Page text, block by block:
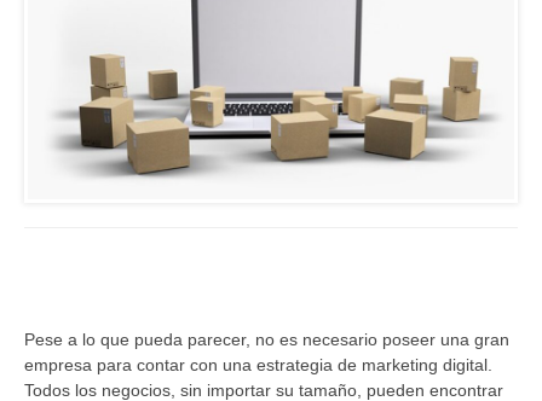
Pese a lo que pueda parecer, no es necesario poseer una gran
empresa para contar con una estrategia de marketing digital.
Todos los negocios, sin importar su tamaño, pueden encontrar